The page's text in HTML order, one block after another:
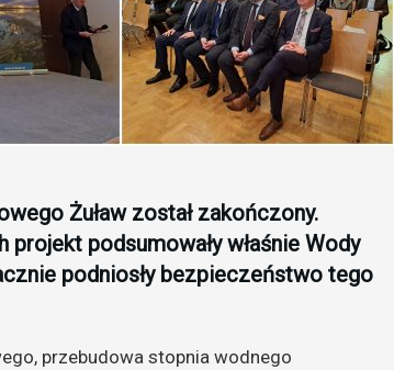
Żuław został zakończony.
podsumowały właśnie Wody
podniosły bezpieczeństwo tego
przebudowa stopnia wodnego